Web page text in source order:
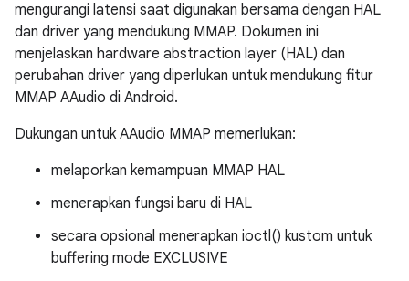
mengurangi latensi saat digunakan bersama dengan HAL
dan driver yang mendukung MMAP. Dokumen ini
menjelaskan hardware abstraction layer (HAL) dan
perubahan driver yang diperlukan untuk mendukung fitur
MMAP AAudio di Android.
Dukungan untuk AAudio MMAP memerlukan:
melaporkan kemampuan MMAP HAL
menerapkan fungsi baru di HAL
secara opsional menerapkan ioctl() kustom untuk
buffering mode EXCLUSIVE